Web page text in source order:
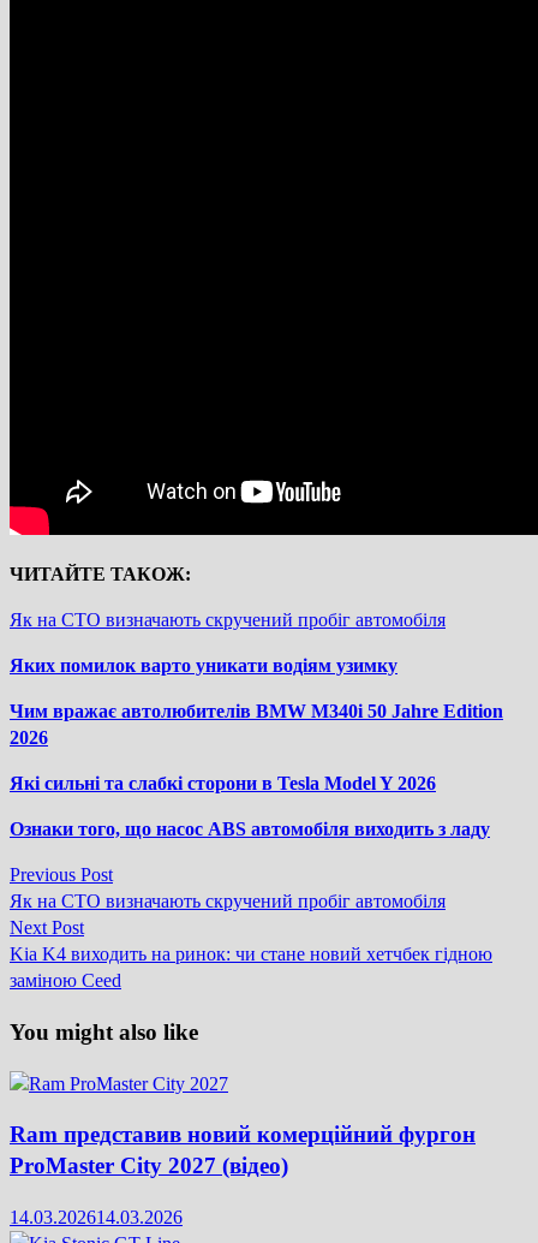
ЧИТАЙТЕ ТАКОЖ:
Як на СТО визначають скручений пробіг автомобіля
Яких помилок варто уникати водіям узимку
Чим вражає автолюбителів BMW M340i 50 Jahre Edition
2026
Які сильні та слабкі сторони в Tesla Model Y 2026
Ознаки того, що насос ABS автомобіля виходить з ладу
Навігація
записів
Previous PostPrevious
post:
Як на СТО визначають скручений пробіг автомобіля
Next PostNext
post:
Kia K4 виходить на ринок: чи стане новий хетчбек гідною
заміною Ceed
You might also like
Ram представив новий комерційний фургон
ProMaster City 2027 (відео)
14.03.202614.03.2026